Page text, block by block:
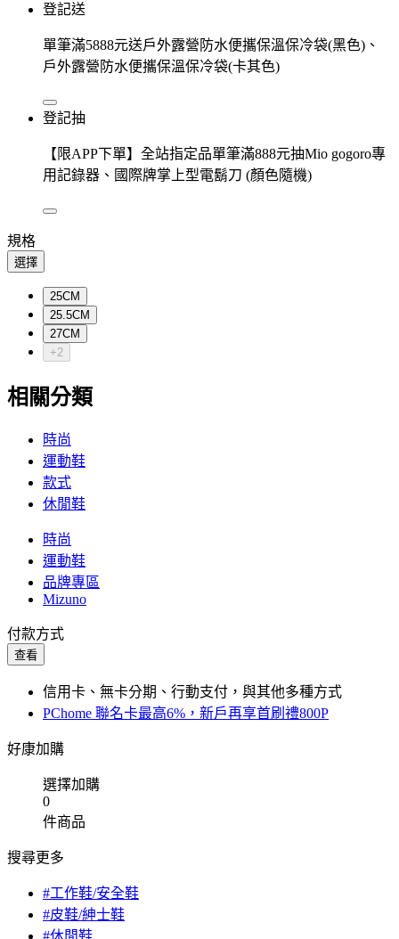
登記送
單筆滿5888元送戶外露營防水便攜保溫保冷袋(黑色)、
戶外露營防水便攜保溫保冷袋(卡其色)
登記抽
【限APP下單】全站指定品單筆滿888元抽Mio gogoro專
用記錄器、國際牌掌上型電鬍刀 (顏色隨機)
規格
選擇
25CM
25.5CM
27CM
+2
相關分類
時尚
運動鞋
款式
休閒鞋
時尚
運動鞋
品牌專區
Mizuno
付款方式
查看
信用卡、無卡分期、行動支付，與其他多種方式
PChome 聯名卡最高6%，新戶再享首刷禮800P
好康加購
選擇加購
0
件商品
搜尋更多
#工作鞋/安全鞋
#皮鞋/紳士鞋